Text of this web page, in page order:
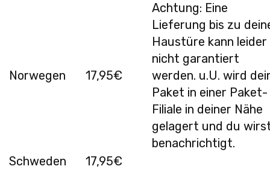
Norwegen 17,95€
Achtung: Eine
Lieferung bis zu
Haustüre kann leider
nicht garantiert
werden. u.U. wird
Paket in einer Paket-
Filiale in deiner Nähe
gelagert und du
benachrichtigt.
Schweden
17,95€